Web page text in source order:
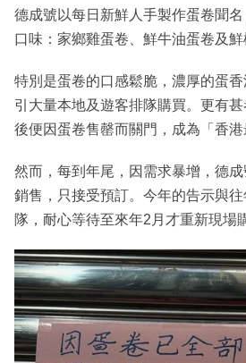
德成號以每日新鮮人手製作蛋卷聞
口味：家鄉雞蛋卷、鮮牛油蛋卷及鮮
特別是蛋卷的口感鬆脆，濃厚的蛋
引大量本地及遊客排隊購買。更有
後便因蛋卷售罄而關門，成為「香港
然而，每到年尾，因需求暴增，德
銷售，只接受預訂。今年的告示與
隊，耐心等待至來年2月才重新現場